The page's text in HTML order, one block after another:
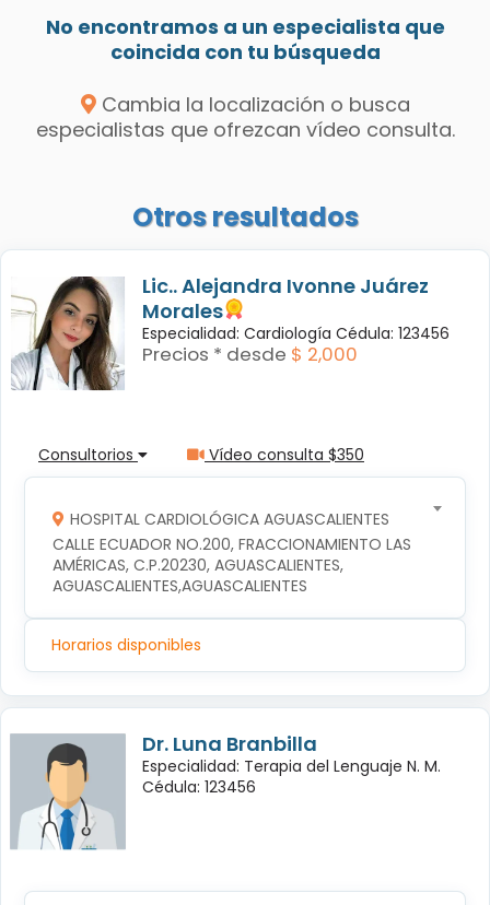
No encontramos a un especialista que
coincida con tu búsqueda
Cambia la localización o busca
especialistas que ofrezcan vídeo consulta.
Otros resultados
Lic.. Alejandra Ivonne Juárez
Morales
Especialidad: Cardiología Cédula: 123456
Precios * desde $ 2,000
Consultorios Vídeo consulta $350
HOSPITAL CARDIOLÓGICA AGUASCALIENTES
CALLE ECUADOR NO.200, FRACCIONAMIENTO LAS
AMÉRICAS, C.P.20230, AGUASCALIENTES,
AGUASCALIENTES,AGUASCALIENTES
Horarios disponibles
Dr. Luna Branbilla
Especialidad: Terapia del Lenguaje N. M.
Cédula: 123456